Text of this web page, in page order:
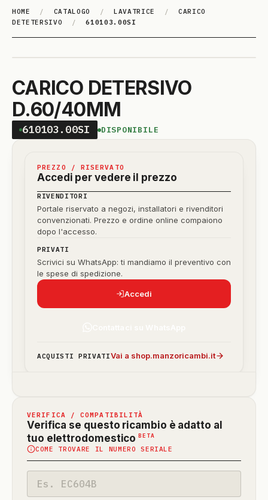
HOME / CATALOGO / LAVATRICE /
CARICO
DETETERSIVO
/ 610103.00SI
CARICO DETERSIVO
D.60/40MM
610103.00SI DISPONIBILE
PREZZO / RISERVATO
Accedi per vedere il prezzo
RIVENDITORI
Portale riservato a negozi, installatori e rivenditori
convenzionati. Prezzo e ordine online compaiono
dopo l'accesso.
PRIVATI
Scrivici su WhatsApp: ti mandiamo il preventivo con
le spese di spedizione.
Accedi
ACQUISTI PRIVATIVai a shop.manzoricambi.it
VERIFICA / COMPATIBILITÀ
Verifica se questo ricambio è adatto al
tuo elettrodomestico BETA
in
beta)
COME TROVARE IL NUMERO SERIALE
modello